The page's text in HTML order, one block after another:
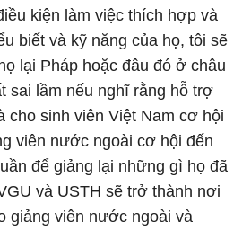
kiện làm việc thích hợp và
biết và kỹ năng của họ, tôi sẽ
lại Pháp hoặc đâu đó ở châu
sai lầm nếu nghĩ rằng hỗ trợ
cho sinh viên Việt Nam cơ hội
viên nước ngoài cơ hội đến
để giảng lại những gì họ đã
và USTH sẽ trở thành nơi
giảng viên nước ngoài và